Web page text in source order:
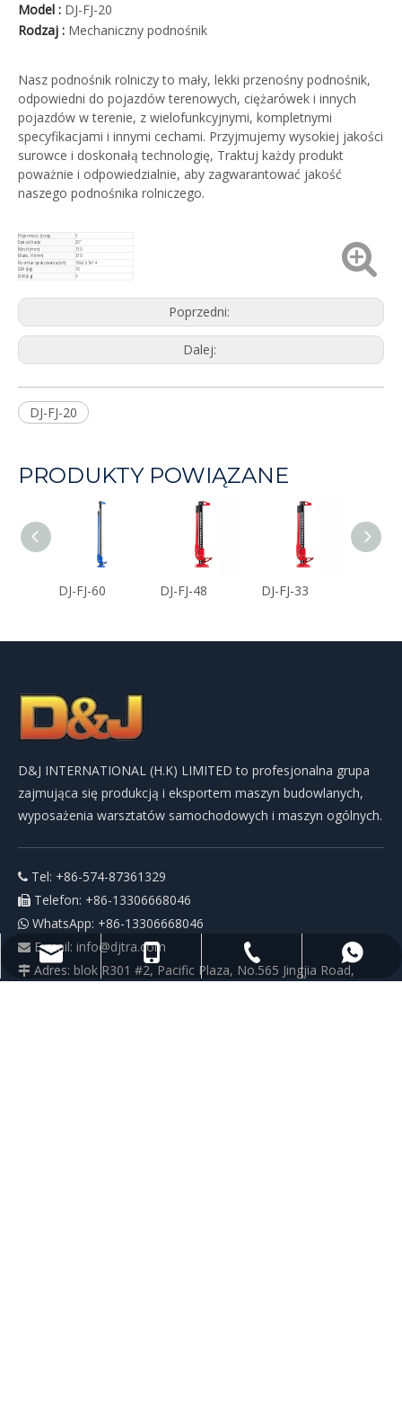
Model : DJ-FJ-20
Rodzaj : Mechaniczny podnośnik
Nasz podnośnik rolniczy to mały, lekki przenośny podnośnik,
odpowiedni do pojazdów terenowych, ciężarówek i innych
pojazdów w terenie, z wielofunkcyjnymi, kompletnymi
specyfikacjami i innymi cechami. Przyjmujemy wysokiej jakości
surowce i doskonałą technologię, Traktuj każdy produkt
poważnie i odpowiedzialnie, aby zagwarantować jakość
naszego podnośnika rolniczego.
Pojemność (tony)
3
Specyfikacje
20''
Min.H (mm)
130
Maks. H (mm)
330
Rozmiar opakowania (cm)
55x26,5x14
GW (kg)
10
NW (kg)
9
Poprzedni:
Dalej:
DJ-FJ-20
PRODUKTY POWIĄZANE
DJ-FJ-60 DJ-FJ-48 DJ-FJ-33
D&J INTERNATIONAL (H.K) LIMITED to profesjonalna grupa
zajmująca się produkcją i eksportem maszyn budowlanych,
wyposażenia warsztatów samochodowych i maszyn ogólnych.
 Tel: +86-574-87361329
 Telefon: +86-13306668046
 WhatsApp: +86-13306668046
 E-mail: info@djtra.com
 Adres: blok R301 #2, Pacific Plaza, No.565 Jingjia Road,
info@djtra.com
+86-13306668046
+86-574-87361329
+86-13306668046